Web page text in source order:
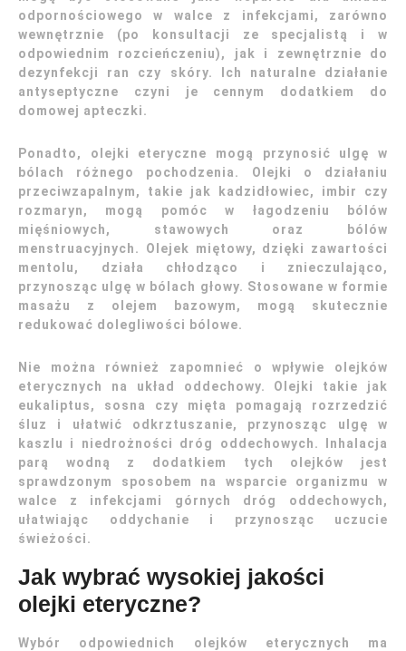
odpornościowego w walce z infekcjami, zarówno
wewnętrznie (po konsultacji ze specjalistą i w
odpowiednim rozcieńczeniu), jak i zewnętrznie do
dezynfekcji ran czy skóry. Ich naturalne działanie
antyseptyczne czyni je cennym dodatkiem do
domowej apteczki.
Ponadto, olejki eteryczne mogą przynosić ulgę w
bólach różnego pochodzenia. Olejki o działaniu
przeciwzapalnym, takie jak kadzidłowiec, imbir czy
rozmaryn, mogą pomóc w łagodzeniu bólów
mięśniowych, stawowych oraz bólów
menstruacyjnych. Olejek miętowy, dzięki zawartości
mentolu, działa chłodząco i znieczulająco,
przynosząc ulgę w bólach głowy. Stosowane w formie
masażu z olejem bazowym, mogą skutecznie
redukować dolegliwości bólowe.
Nie można również zapomnieć o wpływie olejków
eterycznych na układ oddechowy. Olejki takie jak
eukaliptus, sosna czy mięta pomagają rozrzedzić
śluz i ułatwić odkrztuszanie, przynosząc ulgę w
kaszlu i niedrożności dróg oddechowych. Inhalacja
parą wodną z dodatkiem tych olejków jest
sprawdzonym sposobem na wsparcie organizmu w
walce z infekcjami górnych dróg oddechowych,
ułatwiając oddychanie i przynosząc uczucie
świeżości.
Jak wybrać wysokiej jakości
olejki eteryczne?
Wybór odpowiednich olejków eterycznych ma